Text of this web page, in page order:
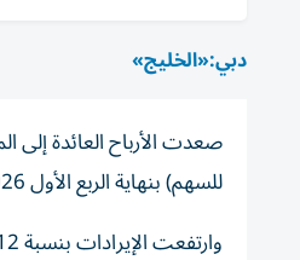
دبي:«الخليج»
للسهم) بنهاية الربع الأول 2026، مقارنة بأرباح قدرها 88.6 مليون درهم حققتها خلال نفس الفترة من عام 2025.